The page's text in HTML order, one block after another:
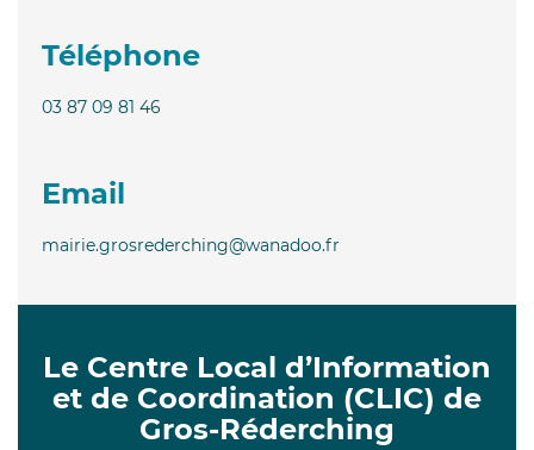
Téléphone
03 87 09 81 46
Email
mairie.grosrederching@wanadoo.fr
Le Centre Local d’Information
et de Coordination (CLIC) de
Gros-Réderching